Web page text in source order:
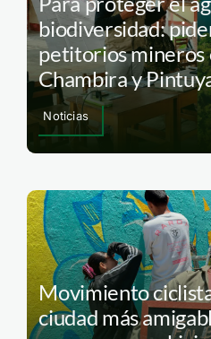
biodiversidad:
petitorios mineros
Chambira y
Noticias
Movimiento
ciudad más